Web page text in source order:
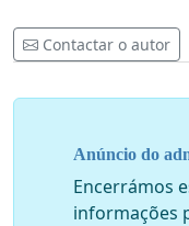
Contactar o autor
Anúncio do
Encerrámos
informações